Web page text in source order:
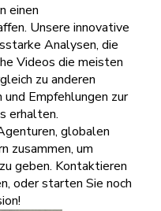
einen
Unsere innovative
Analysen, die
Videos die meisten
zu anderen
Empfehlungen zur
erhalten.
globalen
zusammen, um
geben. Kontaktieren
oder starten Sie noch